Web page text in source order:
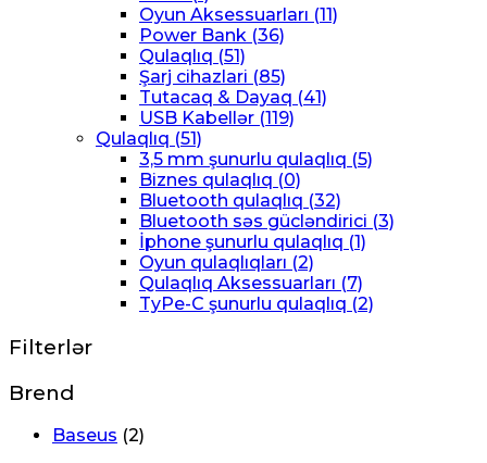
Oyun Aksessuarları (11)
Power Bank (36)
Qulaqlıq (51)
Şarj cihazlari (85)
Tutacaq & Dayaq (41)
USB Kabellər (119)
Qulaqlıq (51)
3,5 mm şunurlu qulaqlıq (5)
Biznes qulaqlıq (0)
Bluetooth qulaqlıq (32)
Bluetooth səs gücləndirici (3)
İphone şunurlu qulaqlıq (1)
Oyun qulaqlıqları (2)
Qulaqlıq Aksessuarları (7)
TyPe-C şunurlu qulaqlıq (2)
Filterlər
Brend
Baseus (2)